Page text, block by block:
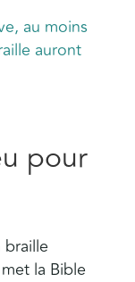
au moins
auront
pour
braille
la Bible